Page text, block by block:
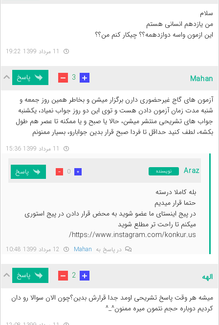
سلام
من یازدهم انسانی هستم
این ازمون واسه دوازدهمه؟؟ چیکار کنم من؟؟
Mahan
آزمون های گاج غیرحضوری دارن برگزار میشن و بخاطر همین روز جمعه و
شنبه مدت زمان آزمون دادن هست و توی این دو روز جواب نمیاد، یکشنبه
جواب های تشریحی منتشر میشن، حالا یا صبح و یا ممکنه تا عصر هم طول
بکشه، لطف کنید حداقل تا فردا صبح قرار بدین جوابارو، بسیار ممنونم
3 پاسخ
Araz نویسنده
در پاسخ به Mahan
بله کاملا درسته
حتما قرار میدیم
در پیج اینستای ما عضو شوید به محض قرار دادن در پیج استوری
میکنم تا راحت تر مطلع شوید
https://www.instagram.com/konkur.us/
0 پاسخ
الهه
میشه هر وقت پاسخ تشریحی اومد جدا قرارش بدین؟چون الان سوالا رو دان
کردیم دوباره حجم نتمون میره ممنون^_^
2 پاسخ